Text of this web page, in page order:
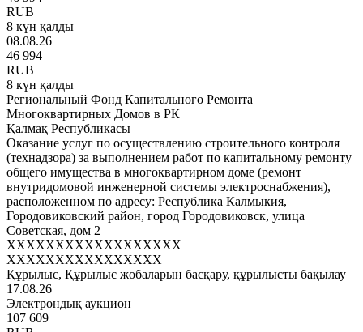
RUB
8 күн қалды
08.08.26
46 994
RUB
8 күн қалды
Региональный Фонд Капитального Ремонта
Многоквартирных Домов в РК
Қалмақ Республикасы
Оказание услуг по осуществлению строительного контроля
(технадзора) за выполнением работ по капитальному ремонту
общего имущества в многоквартирном доме (ремонт
внутридомовой инженерной системы электроснабжения),
расположенном по адресу: Республика Калмыкия,
Городовиковский район, город Городовиковск, улица
Советская, дом 2
XXXXXXXXXXXXXXXXXX
XXXXXXXXXXXXXXXX
Құрылыс, Құрылыс жобаларын басқару, құрылысты бақылау
17.08.26
Электрондық аукцион
107 609